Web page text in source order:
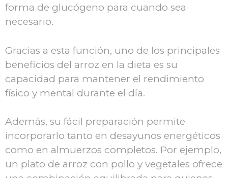
forma de glucógeno para cuando sea
necesario.
Gracias a esta función, uno de los principales
beneficios del arroz en la dieta es su
capacidad para mantener el rendimiento
físico y mental durante el día.
Además, su fácil preparación permite
incorporarlo tanto en desayunos energéticos
como en almuerzos completos. Por ejemplo,
un plato de arroz con pollo y vegetales ofrece